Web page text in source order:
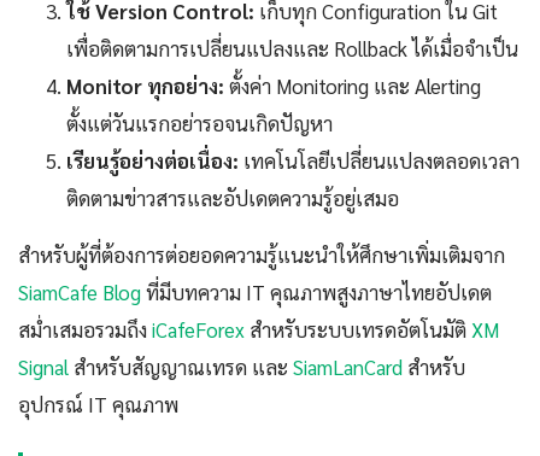
ใช้ Version Control: เก็บทุก Configuration ใน Git
เพื่อติดตามการเปลี่ยนแปลงและ Rollback ได้เมื่อจำเป็น
Monitor ทุกอย่าง: ตั้งค่า Monitoring และ Alerting
ตั้งแต่วันแรกอย่ารอจนเกิดปัญหา
เรียนรู้อย่างต่อเนื่อง: เทคโนโลยีเปลี่ยนแปลงตลอดเวลา
ติดตามข่าวสารและอัปเดตความรู้อยู่เสมอ
สำหรับผู้ที่ต้องการต่อยอดความรู้แนะนำให้ศึกษาเพิ่มเติมจาก
SiamCafe Blogที่มีบทความ IT คุณภาพสูงภาษาไทยอัปเดต
สม่ำเสมอรวมถึงiCafeForex สำหรับระบบเทรดอัตโนมัติ XM
Signal สำหรับสัญญาณเทรด และ SiamLanCard สำหรับ
อุปกรณ์ IT คุณภาพ